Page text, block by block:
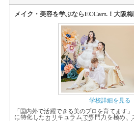
メイク・美容を学ぶならECCart.！大阪
学校詳細を見る
「国内外で活躍できる美のプロを育てます
に特化したカリキュラムで専門力を極め、